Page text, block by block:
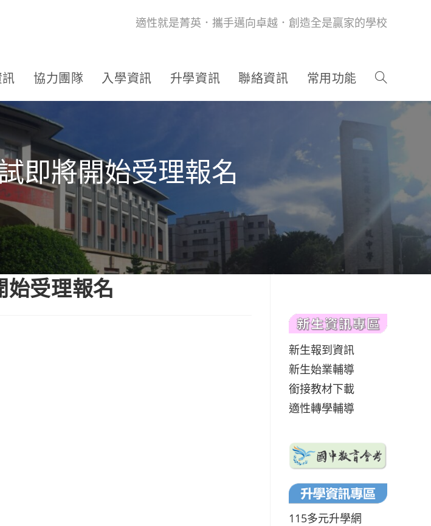
適性就是菁英．攜手邁向卓越．創造全是贏家的學校
協力團隊 入學資訊 升學資訊 聯絡資訊 常用功能
即將開始受理報名
始受理報名
新生報到資訊
新生始業輔導
銜接教材下載
適性轉學輔導
115多元升學網